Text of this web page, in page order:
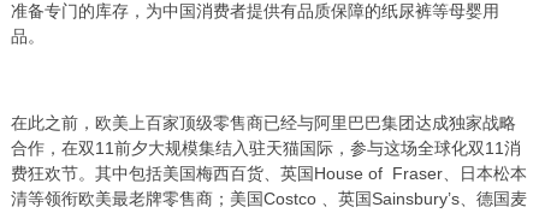
准备专门的库存，为中国消费者提供有品质保障的纸尿裤等母婴用
品。
在此之前，欧美上百家顶级零售商已经与阿里巴巴集团达成独家战略
合作，在双11前夕大规模集结入驻天猫国际，参与这场全球化双11消
费狂欢节。其中包括美国梅西百货、英国House of Fraser、日本松本
清等领衔欧美最老牌零售商；美国Costco 、英国Sainsbury’s、德国麦